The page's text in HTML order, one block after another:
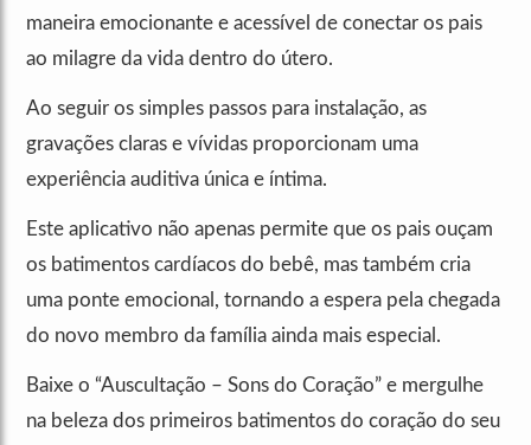
maneira emocionante e acessível de conectar os pais
ao milagre da vida dentro do útero.
Ao seguir os simples passos para instalação, as
gravações claras e vívidas proporcionam uma
experiência auditiva única e íntima.
Este aplicativo não apenas permite que os pais ouçam
os batimentos cardíacos do bebê, mas também cria
uma ponte emocional, tornando a espera pela chegada
do novo membro da família ainda mais especial.
Baixe o “Auscultação – Sons do Coração” e mergulhe
na beleza dos primeiros batimentos do coração do seu